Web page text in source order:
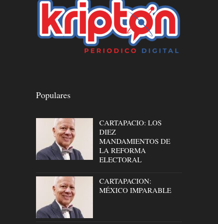
Populares
CARTAPACIO: LOS
DIEZ
MANDAMIENTOS DE
LA REFORMA
ELECTORAL
CARTAPACION:
MÉXICO IMPARABLE